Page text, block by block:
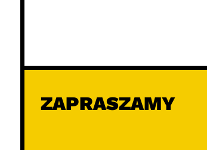
ZAPRASZAMY